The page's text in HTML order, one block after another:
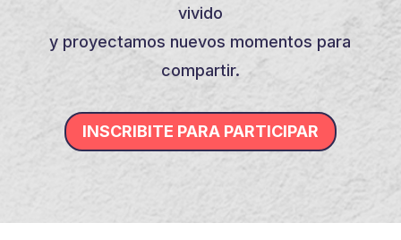
vivido
y proyectamos nuevos momentos para
compartir.
INSCRIBITE PARA PARTICIPAR